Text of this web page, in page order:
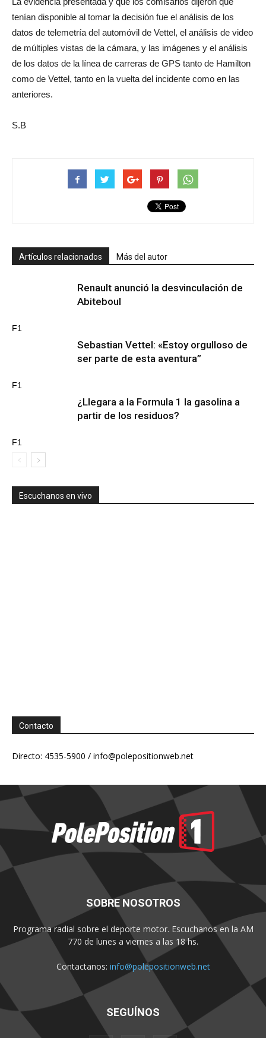
tenían disponible al tomar la decisión fue el análisis de los
datos de telemetría del automóvil de Vettel, el análisis de video
de múltiples vistas de la cámara, y las imágenes y el análisis
de los datos de la línea de carreras de GPS tanto de Hamilton
como de Vettel, tanto en la vuelta del incidente como en las
anteriores.
S.B
Artículos relacionados Más del autor
F1
Renault anunció la desvinculación de
Abiteboul
F1
Sebastian Vettel: «Estoy orgulloso de
ser parte de esta aventura”
F1
¿Llegara a la Formula 1 la gasolina a
partir de los residuos?
Escuchanos en vivo
Contacto
Directo: 4535-5900 / info@polepositionweb.net
SOBRE NOSOTROS
Programa radial sobre el deporte motor. Escuchanos en la AM
770 de lunes a viernes a las 18 hs.
Contactanos: info@polepositionweb.net
SEGUÍNOS